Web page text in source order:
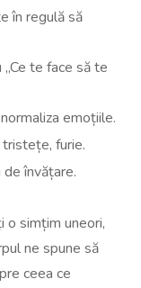
în regulă să
te face să te
emoțiile.
furie.
învățare.
o simțim uneori,
ne spune să
ceea ce